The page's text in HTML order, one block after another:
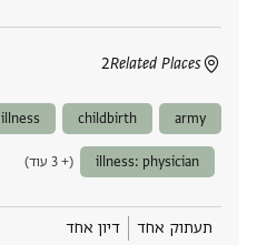
Related Places
2
army
childbirth
illness
illness: physician (+ 3 עוד)
תעתוק אחד דיון אחד